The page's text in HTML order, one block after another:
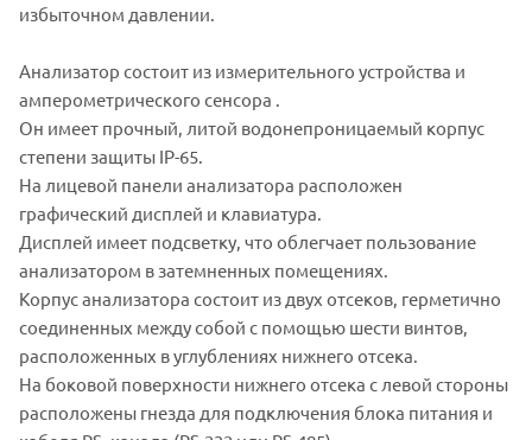
избыточном давлении.
Анализатор состоит из измерительного устройства и
амперометрического сенсора .
Он имеет прочный, литой водонепроницаемый корпус
степени защиты IP-65.
На лицевой панели анализатора расположен
графический дисплей и клавиатура.
Дисплей имеет подсветку, что облегчает пользование
анализатором в затемненных помещениях.
Корпус анализатора состоит из двух отсеков, герметично
соединенных между собой с помощью шести винтов,
расположенных в углублениях нижнего отсека.
На боковой поверхности нижнего отсека с левой стороны
расположены гнезда для подключения блока питания и